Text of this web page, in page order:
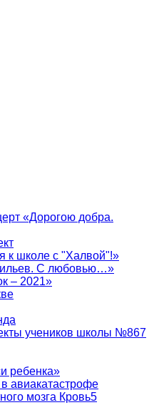
«Дорогою добра.
к школе с "Халвой"!»
С любовью…»
– 2021»
учеников школы №867
ребенка»
авиакатастрофе
мозга Кровь5